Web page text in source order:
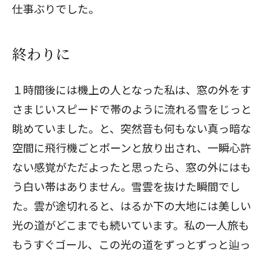
仕事ぶりでした。
終わりに
１時間後には機上の人となった私は、窓の外をす
さまじいスピードで帯のように流れる雪をじっと
眺めていました。と、突然音も何もない真っ暗な
空間に飛行機ごとポーンと放り出され、一瞬心許
ない感覚がただよったと思ったら、窓の外にはも
う白い帯はありません。雪雲を抜けた瞬間でし
た。雲が途切れると、はるか下の大地には美しい
光の道がどこまでも続いています。私の一人旅も
もうすぐゴール、この光の道をずっとずっと辿っ